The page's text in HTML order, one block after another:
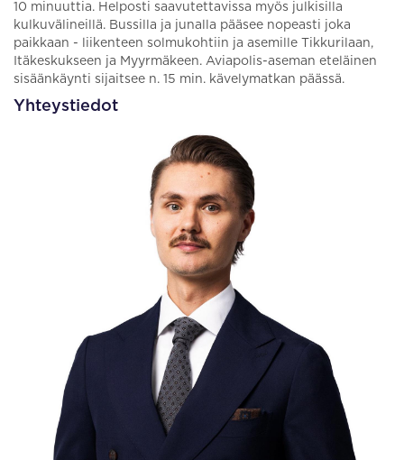
10 minuuttia. Helposti saavutettavissa myös julkisilla
kulkuvälineillä. Bussilla ja junalla pääsee nopeasti joka
paikkaan - liikenteen solmukohtiin ja asemille Tikkurilaan,
Itäkeskukseen ja Myyrmäkeen. Aviapolis-aseman eteläinen
sisäänkäynti sijaitsee n. 15 min. kävelymatkan päässä.
Yhteystiedot